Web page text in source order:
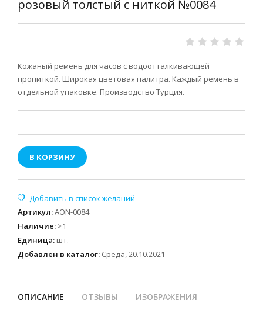
розовый толстый с ниткой №0084
Кожаный ремень для часов с водоотталкивающей
пропиткой. Широкая цветовая палитра. Каждый ремень в
отдельной упаковке. Производство Турция.
В КОРЗИНУ
Артикул:AON-0084
Наличие: >1
Единица: шт.
Добавлен в каталог: Среда, 20.10.2021
ОПИСАНИЕ ОТЗЫВЫ ИЗОБРАЖЕНИЯ